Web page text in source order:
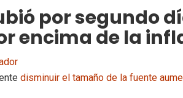
por segundo
encima de la
disminuir el tamaño de la fuente